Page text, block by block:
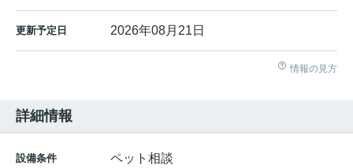
更新予定日 2026年08月21日
情報の見方
詳細情報
設備条件
ペット相談